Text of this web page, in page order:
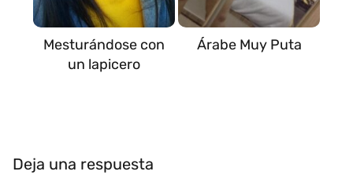
Mesturándose con
un lapicero
Árabe Muy Puta
Deja una respuesta